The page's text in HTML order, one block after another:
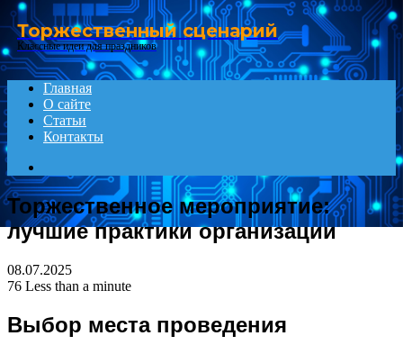
Menu
Торжественный сценарий
Классные идеи для праздников
Главная
О сайте
Статьи
Контакты
for
Торжественное мероприятие:
лучшие практики организации
08.07.2025
76 Less than a minute
Выбор места проведения